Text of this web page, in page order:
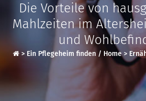
Die Vorteile von
Mahlzeiten im
und
> Ein Pflegeheim finden / Home>